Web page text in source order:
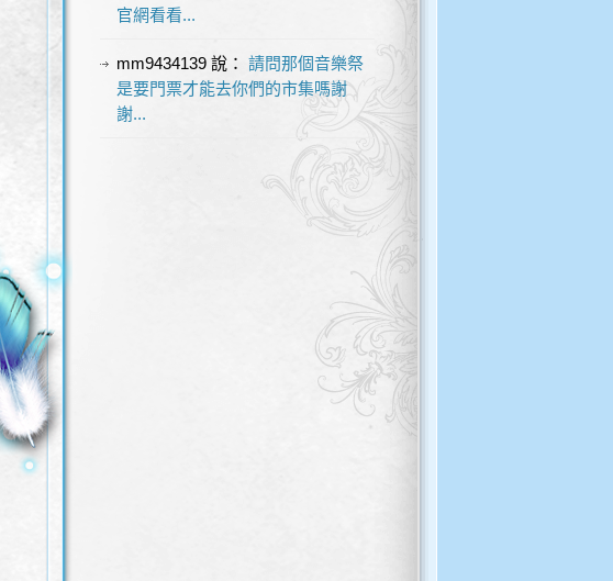
官網看看...
mm9434139說： 請問那個音樂祭
是要門票才能去你們的市集嗎謝
謝...